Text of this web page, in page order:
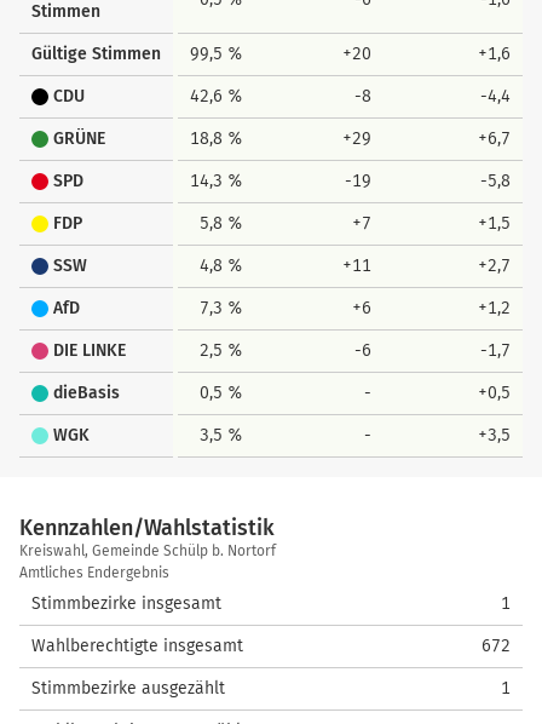
Stimmen
Gültige Stimmen 99,5 % +20 +1,6
CDU 42,6 % -8 -4,4
GRÜNE 18,8 % +29 +6,7
SPD 14,3 % -19 -5,8
FDP 5,8 % +7 +1,5
SSW 4,8 % +11 +2,7
AfD 7,3 % +6 +1,2
DIE LINKE 2,5 % -6 -1,7
dieBasis 0,5 % - +0,5
WGK 3,5 % - +3,5
Kennzahlen/Wahlstatistik
Kennzahlen/Wahlstatistik
Kreiswahl, Gemeinde Schülp b. Nortorf
Amtliches Endergebnis
Stimmbezirke insgesamt 1
Wahlberechtigte insgesamt 672
Stimmbezirke ausgezählt 1